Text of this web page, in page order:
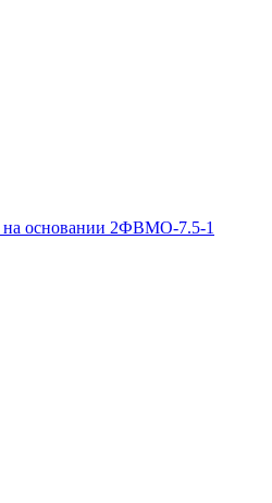
основании 2ФВМO-7.5-1